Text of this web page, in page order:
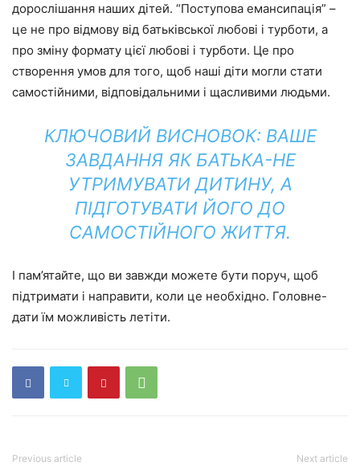
дорослішання наших дітей. “Поступова емансипація” –
це не про відмову від батьківської любові і турботи, а
про зміну формату цієї любові і турботи. Це про
створення умов для того, щоб наші діти могли стати
самостійними, відповідальними і щасливими людьми.
КЛЮЧОВИЙ ВИСНОВОК:ВАШЕ
ЗАВДАННЯ ЯК БАТЬКА-НЕ
УТРИМУВАТИ ДИТИНУ, А
ПІДГОТУВАТИ ЙОГО ДО
САМОСТІЙНОГО ЖИТТЯ.
І пам’ятайте, що ви завжди можете бути поруч, щоб
підтримати і направити, коли це необхідно. Головне-
дати їм можливість летіти.
Previous article Next article